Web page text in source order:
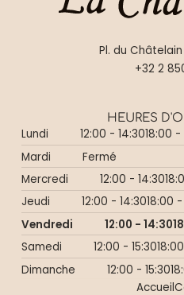
Pl. du Châtelain
+32 2
HEURES
Lundi 12:00 - 14:3018:00 -
Mardi
Fermé
Mercredi
12:00 - 14:30
Jeudi
12:00 - 14:3018:00
Vendredi
12:00 - 14:30
Samedi
12:00 - 15:30
Dimanche
12:00 - 15:30
Accueil